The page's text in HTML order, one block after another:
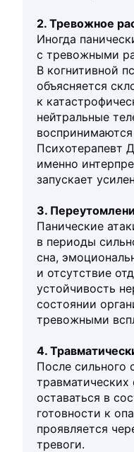
2. Тревожное
Иногда
с тревожными
В когнитивной
объясняется
к
нейтральные
воспринимаются
Психотерапевт
именно
запускает
3.
Панические
в периоды
сна,
и отсутствие
устойчивость
состоянии
тревожными
4.
После сильного
оставаться в
готовности к
проявляется
тревоги.